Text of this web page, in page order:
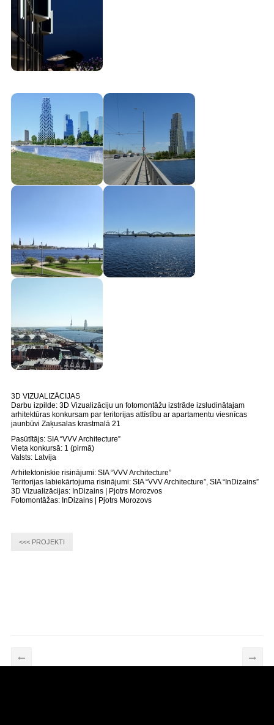
3D VIZUALIZĀCIJAS
Darbu izpilde: 3D Vizualizāciju un fotomontāžu izstrāde izsludinātajam
arhitektūras konkursam par teritorijas attīstību ar apartamentu viesnīcas
jaunbūvi Zaķusalas krastmalā 21
Pasūtītājs: SIA “VVV Architecture”
Vieta konkursā: 1 (pirmā)
Valsts: Latvija
Arhitektoniskie risinājumi: SIA “VVV Architecture”
Teritorijas labiekārtojuma risinājumi: SIA “VVV Architecture”, SIA “InDizains”
3D Vizualizācijas: InDizains | Pjotrs Morozvos
Fotomontāžas: InDizains | Pjotrs Morozovs
<<< PROJEKTI